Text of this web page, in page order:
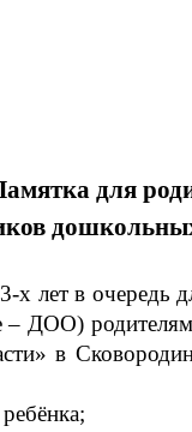
для
х лет в
ДОО)
в